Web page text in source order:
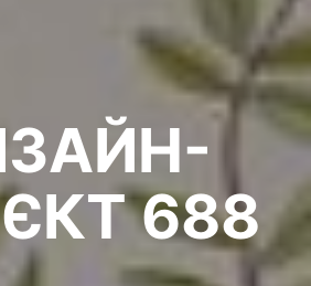
688